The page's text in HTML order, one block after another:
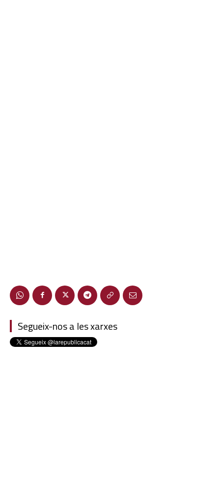
Segueix-nos a les xarxes